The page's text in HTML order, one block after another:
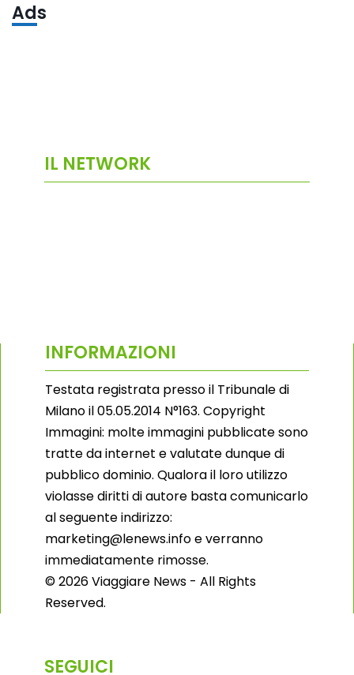
Ads
IL NETWORK
INFORMAZIONI
Testata registrata presso il Tribunale di
Milano il 05.05.2014 N°163. Copyright
Immagini: molte immagini pubblicate sono
tratte da internet e valutate dunque di
pubblico dominio. Qualora il loro utilizzo
violasse diritti di autore basta comunicarlo
al seguente indirizzo:
marketing@lenews.info e verranno
immediatamente rimosse.
© 2026 Viaggiare News - All Rights
Reserved.
SEGUICI